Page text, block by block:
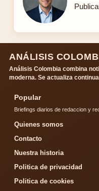
ANÁLISIS
Análisis Colombia combina
moderna. Se actualiza
Popular
Briefings diarios de redaccion y
Quienes somos
Contacto
Nuestra historia
Politica de privacidad
Politica de cookies